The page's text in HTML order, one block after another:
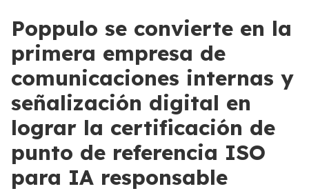
Poppulo se convierte en la
primera empresa de
comunicaciones internas y
señalización digital en
lograr la certificación de
punto de referencia ISO
para IA responsable